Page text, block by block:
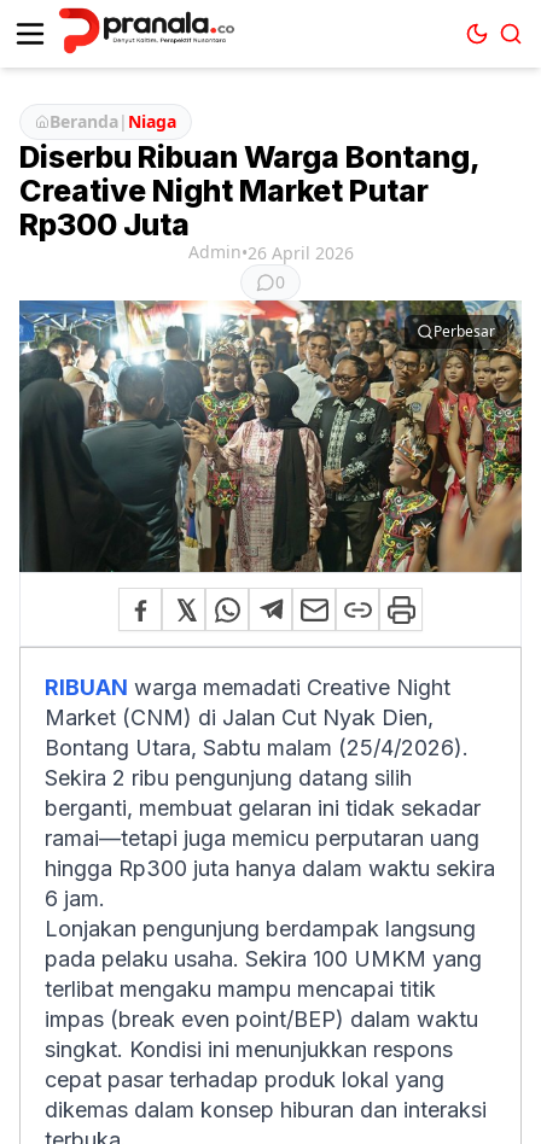
Beranda| Niaga
Diserbu Ribuan Warga Bontang,
Creative Night Market Putar
Rp300 Juta
Admin•26 April 2026
0
Perbesar
RIBUAN warga memadati Creative Night
Market (CNM) di Jalan Cut Nyak Dien,
Bontang Utara, Sabtu malam (25/4/2026).
Sekira 2 ribu pengunjung datang silih
berganti, membuat gelaran ini tidak sekadar
ramai—tetapi juga memicu perputaran uang
hingga Rp300 juta hanya dalam waktu sekira
6 jam.
Lonjakan pengunjung berdampak langsung
pada pelaku usaha. Sekira 100 UMKM yang
terlibat mengaku mampu mencapai titik
impas (break even point/BEP) dalam waktu
singkat. Kondisi ini menunjukkan respons
cepat pasar terhadap produk lokal yang
dikemas dalam konsep hiburan dan interaksi